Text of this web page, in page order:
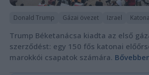
Donald Trump Gázai övezet Izrael
Trump Béketanácsa kiadta az első
szerződést: egy 150 fős katonai
marokkói csapatok számára.